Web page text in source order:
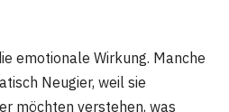
emotionale Wirkung. Manche
Neugier, weil sie
möchten verstehen, was